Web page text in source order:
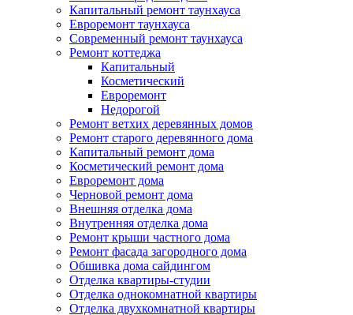
Капитальный ремонт таунхауса
Евроремонт таунхауса
Современный ремонт таунхауса
Ремонт коттеджа
Капитальный
Косметический
Евроремонт
Недорогой
Ремонт ветхих деревянных домов
Ремонт старого деревянного дома
Капитальный ремонт дома
Косметический ремонт дома
Евроремонт дома
Черновой ремонт дома
Внешняя отделка дома
Внутренняя отделка дома
Ремонт крыши частного дома
Ремонт фасада загородного дома
Обшивка дома сайдингом
Отделка квартиры-студии
Отделка однокомнатной квартиры
Отделка двухкомнатной квартиры